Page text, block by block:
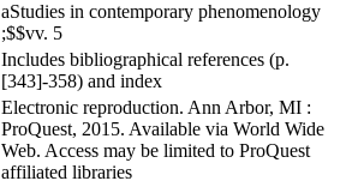
aStudies in contemporary phenomenology
;$$vv. 5
Includes bibliographical references (p.
[343]-358) and index
Electronic reproduction. Ann Arbor, MI :
ProQuest, 2015. Available via World Wide
Web. Access may be limited to ProQuest
affiliated libraries